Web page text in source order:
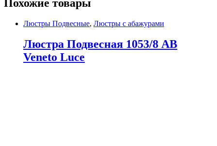
Похожие товары
Люстры Подвесные, Люстры с абажурами
Люстра Подвесная 1053/8 AB
Veneto Luce